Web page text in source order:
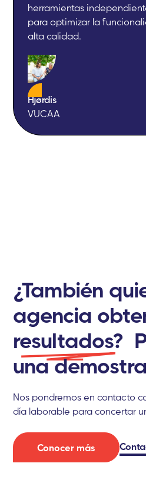
herramientas
para optimizar la
alta calidad.
Hjørdis
VUCAA
¿También
agencia
resultados?
una
Nos pondremos en contacto
día laborable para concertar
Conocer más